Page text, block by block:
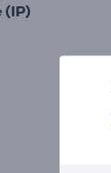
(IP)